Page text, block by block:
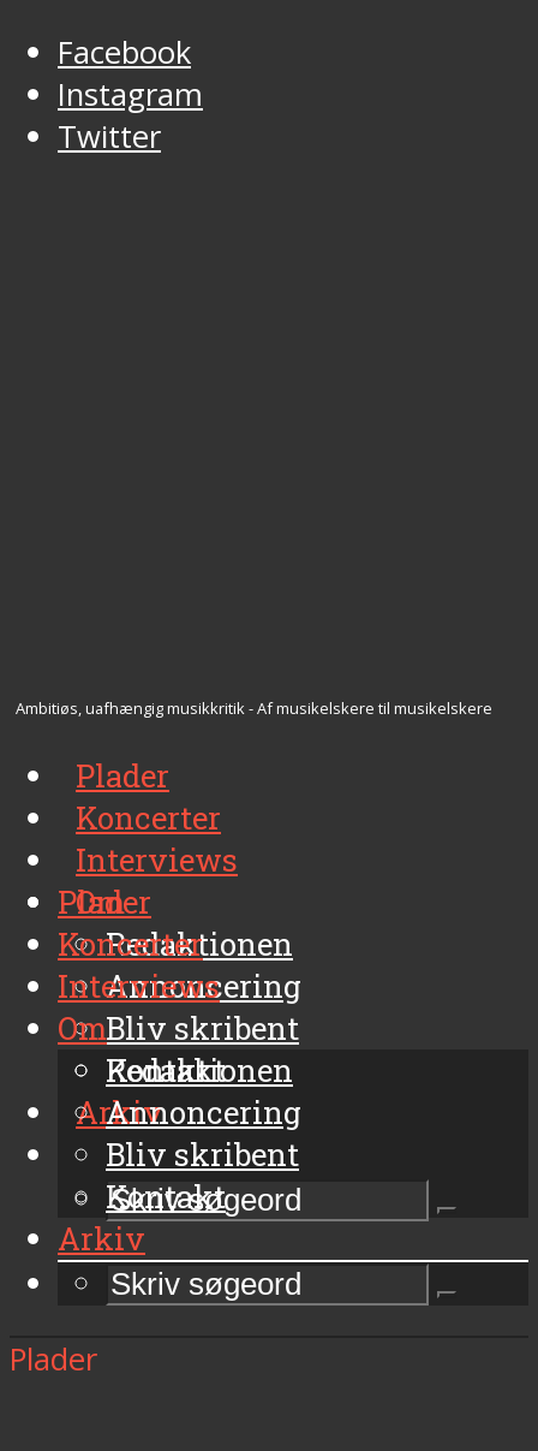
Facebook
Instagram
Twitter
Ambitiøs, uafhængig musikkritik - Af musikelskere til musikelskere
Plader
Koncerter
Interviews
Om
Redaktionen
Annoncering
Bliv skribent
Kontakt
Arkiv
Plader
Koncerter
Interviews
Om
Redaktionen
Annoncering
Bliv skribent
Kontakt
Arkiv
Plader